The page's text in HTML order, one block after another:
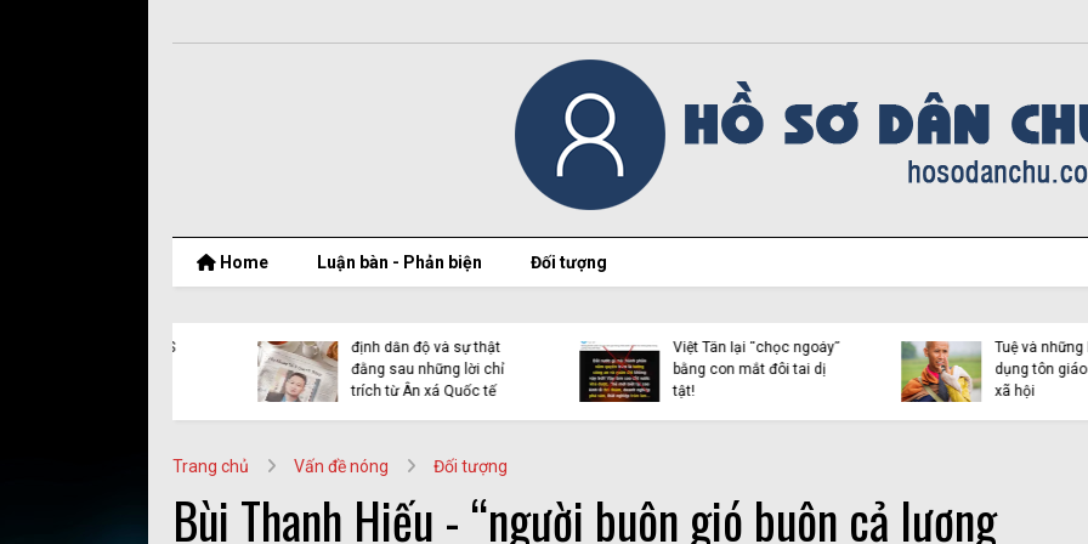
Home Luận bàn - Phản biện Đối tượng
định dẫn độ và sự thật
đằng sau những lời chỉ
trích từ Ân xá Quốc tế
Việt Tân lại “chọc ngoáy”
bằng con mắt đôi tai dị
tật!
Tuệ và những luận điệu
dụng tôn giáo trên
xã hội
Trang chủ Vấn đề nóng Đối tượng
Bùi Thanh Hiếu - “người buôn gió buôn cả lương